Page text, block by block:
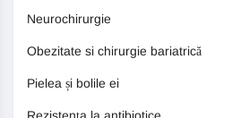
Neurochirurgie
Obezitate si chirurgie bariatrică
Pielea și bolile ei